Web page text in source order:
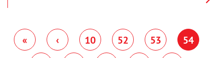
« ‹ 10 52 53
54